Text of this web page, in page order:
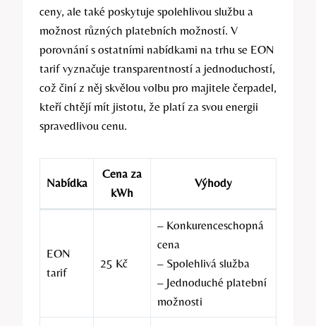
ceny, ale také poskytuje spolehlivou službu a
možnost různých platebních možností. V
porovnání s ostatními nabídkami na trhu se EON
tarif vyznačuje transparentností a jednoduchostí,
což činí z něj skvělou volbu pro majitele čerpadel,
kteří chtějí mít jistotu, že platí za svou energii
spravedlivou cenu.
Nabídka
Cena za
kWh
Výhody
EON
tarif
25 Kč
– Konkurenceschopná
cena
– Spolehlivá služba
– Jednoduché platební
možnosti